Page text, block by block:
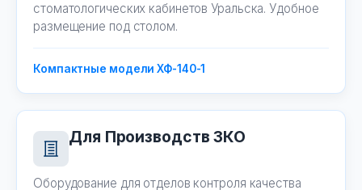
стоматологических кабинетов Уральска. Удобное
размещение под столом.
Компактные модели ХФ-140-1
Для Производств ЗКО
Оборудование для отделов контроля качества